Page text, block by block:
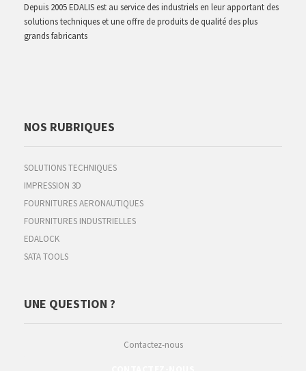
Depuis 2005 EDALIS est au service des industriels en leur apportant des
solutions techniques et une offre de produits de qualité des plus
grands fabricants
NOS RUBRIQUES
SOLUTIONS TECHNIQUES
IMPRESSION 3D
FOURNITURES AERONAUTIQUES
FOURNITURES INDUSTRIELLES
EDALOCK
SATA TOOLS
UNE QUESTION ?
Contactez-nous